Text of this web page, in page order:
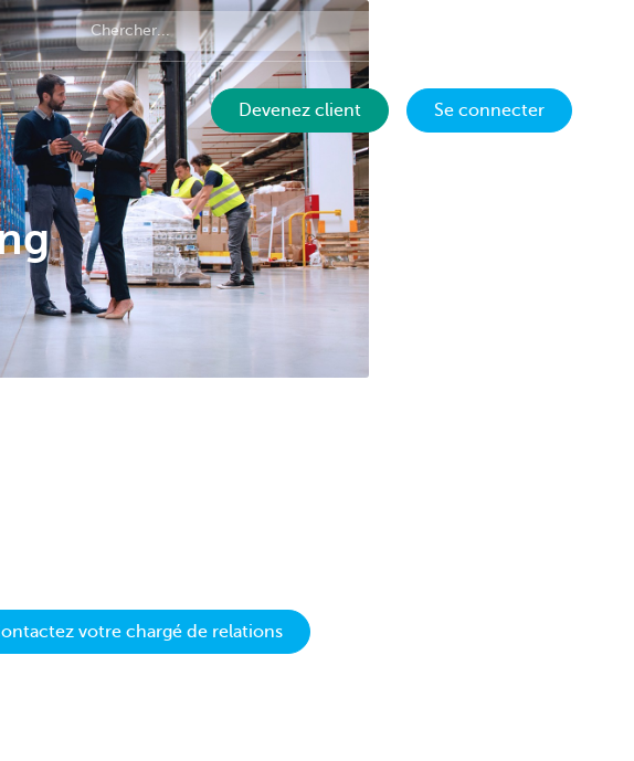
Devenez client Se connecter
votre chargé de relations